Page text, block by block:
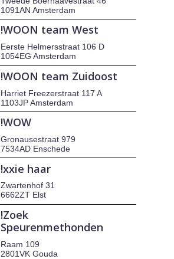
1091AN Amsterdam
!WOON team West
Eerste Helmersstraat 106 D
1054EG Amsterdam
!WOON team Zuidoost
Harriet Freezerstraat 117 A
1103JP Amsterdam
!WOW
Gronausestraat 979
7534AD Enschede
!xxie haar
Zwartenhof 31
6662ZT Elst
!Zoek
Speurenmethonden
Raam 109
2801VK Gouda